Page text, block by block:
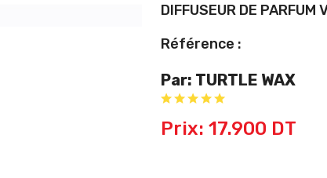
DIFFUSEUR DE
Référence :
Par: TURTLE WAX
Prix: 17.900 DT